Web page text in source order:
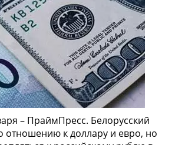
– ПраймПресс. Белорусский
отношению к доллару и евро, но